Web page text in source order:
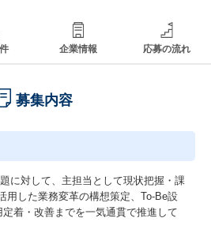
企業情報 応募の流れ
募集内容
に対して、主担当として現状把握・課
用した業務変革の構想策定、To-Be設
着・改善までを一気通貫で推進して